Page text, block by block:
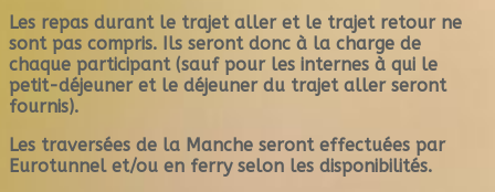
Les repas durant le trajet aller et le trajet retour ne
sont pas compris. Ils seront donc à la charge de
chaque participant (sauf pour les internes à qui le
petit-déjeuner et le déjeuner du trajet aller seront
fournis).
Les traversées de la Manche seront effectuées par
Eurotunnel et/ou en ferry selon les disponibilités.